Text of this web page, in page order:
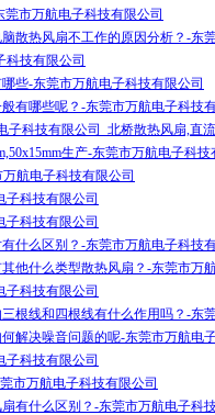
莞市万航电子科技有限公司
散热风扇不工作的原因分析？-东
科技有限公司
些-东莞市万航电子科技有限公司
有哪些呢？-东莞市万航电子科技
子科技有限公司_北桥散热风扇,直
生产-东莞市万航电子科
航电子科技有限公司
子科技有限公司
子科技有限公司
什么区别？-东莞市万航电子科技
他什么类型散热风扇？-东莞市万
子科技有限公司
根线和四根线有什么作用吗？-东
解决噪音问题的呢-东莞市万航电
子科技有限公司
市万航电子科技有限公司
有什么区别？-东莞市万航电子科